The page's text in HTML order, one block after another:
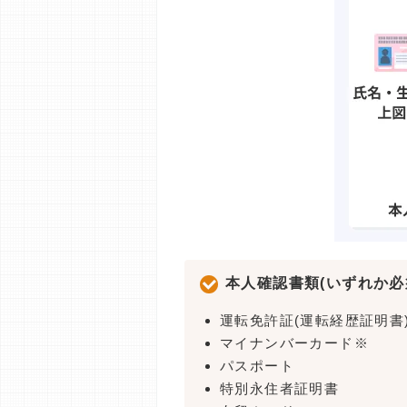
本人確認書類(いずれか
運転免許証(運転経歴証明
マイナンバーカード※
パスポート
特別永住者証明書